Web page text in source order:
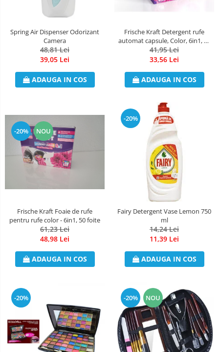
Dezinfectant Bucatarie
Dezinfectant Sano
Domestos Verde
Domestos WC
Gel Antibacterian
Igienol Dezinfectant
Produse Curatenie Baie
Hartie Igienica
Prosoape De Hartie Si Servetele
Prosoape de Hartie
Odorizant Camera Electric
Odorizant Camera cu Betisoare
Odorizant Camera Electric
Profesional
Odorizant Camera Ambi Pur
Rezerva Odorizant Camera
Rezerva Odorizant Camera Air Wick
Spring Air Dispenser Odorizant
Camera
48,81 Lei
39,05 Lei
ADAUGA IN COS
Frische Kraft Detergent rufe
automat capsule, Color, 6in1, 22
capsule
41,95 Lei
33,56 Lei
ADAUGA IN COS
-20% NOU
Frische Kraft Foaie de rufe
pentru rufe color - 6in1, 50 foite
61,23 Lei
48,98 Lei
ADAUGA IN COS
-20%
Fairy Detergent Vase Lemon 750
ml
14,24 Lei
11,39 Lei
ADAUGA IN COS
-20% -20% NOU